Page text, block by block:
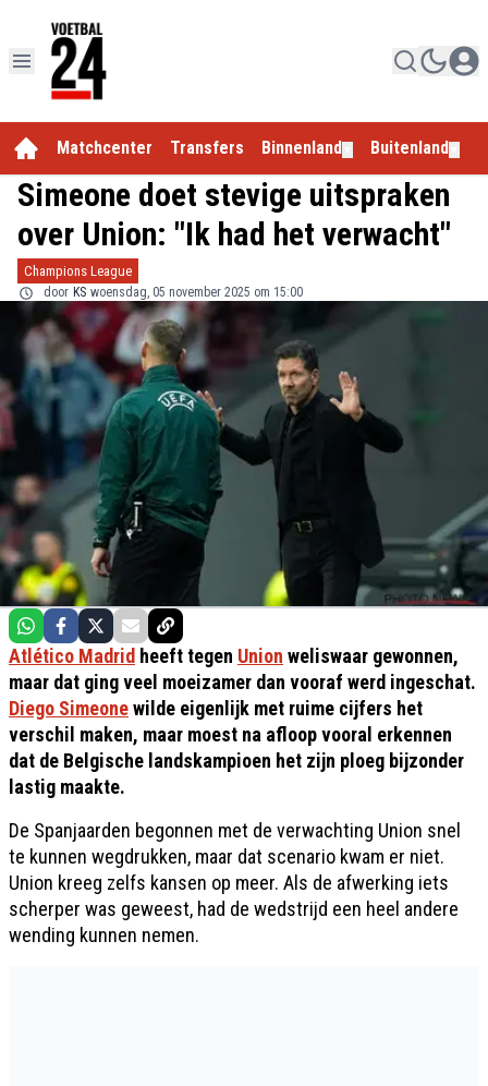
Matchcenter Transfers Binnenland Buitenland
Simeone doet stevige uitspraken
over Union: "Ik had het verwacht"
Champions League
door KS woensdag, 05 november 2025 om 15:00
Atlético Madrid heeft tegen Union weliswaar gewonnen,
maar dat ging veel moeizamer dan vooraf werd ingeschat.
Diego Simeonewilde eigenlijk met ruime cijfers het
verschil maken, maar moest na afloop vooral erkennen
dat de Belgische landskampioen het zijn ploeg bijzonder
lastig maakte.
De Spanjaarden begonnen met de verwachting Union snel
te kunnen wegdrukken, maar dat scenario kwam er niet.
Union kreeg zelfs kansen op meer. Als de afwerking iets
scherper was geweest, had de wedstrijd een heel andere
wending kunnen nemen.